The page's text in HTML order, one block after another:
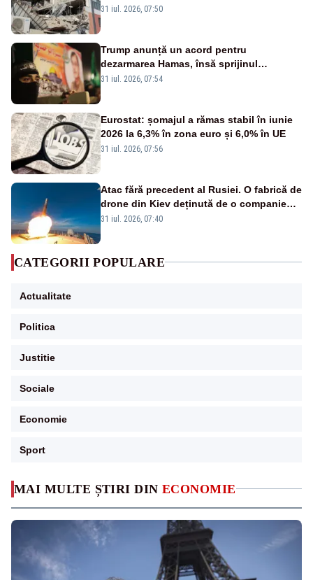
MAI MULTE ȘTIRI DIN ECONOMIE
31 iul. 2026, 07:50
Trump anunță un acord pentru
dezarmarea Hamas, însă sprijinul
Israelului rămâne incert
31 iul. 2026, 07:54
Eurostat: șomajul a rămas stabil în iunie
2026 la 6,3% în zona euro și 6,0% în UE
31 iul. 2026, 07:56
Atac fără precedent al Rusiei. O fabrică de
drone din Kiev deținută de o companie
americană, distrusă de o rachetă
31 iul. 2026, 07:40
CATEGORII POPULARE
Actualitate
Politica
Justitie
Sociale
Economie
Sport